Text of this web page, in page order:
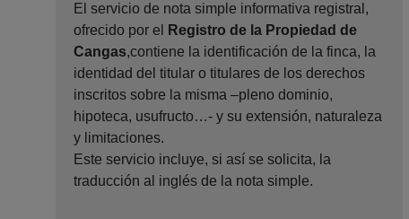
El servicio de nota simple informativa registral,
ofrecido por el
Registro de la Propiedad de
Cangas,contiene la identificación de la finca, la
identidad del titular o titulares de los derechos
inscritos sobre la misma –pleno dominio,
hipoteca, usufructo…- y su extensión, naturaleza
y limitaciones.
Este servicio incluye, si así se solicita, la
traducción al inglés de la nota simple.